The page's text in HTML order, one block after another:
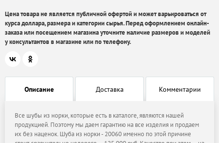
Цена товара не является публичной офертой и может варьироваться от
курса доллара, размера и категории сырья. Перед оформлением онлайн-
заказа или посещением магазина уточните наличие размеров и моделей
у консультантов в магазине или по телефону.
Описание Доставка Комментарии
Все шубы из норки, которые есть в каталоге, являются нашей
продукцией. Поэтому мы даем гарантию на все изделия и продаем
их без наценок. Шуба из норки - 20060 именно по этой причине